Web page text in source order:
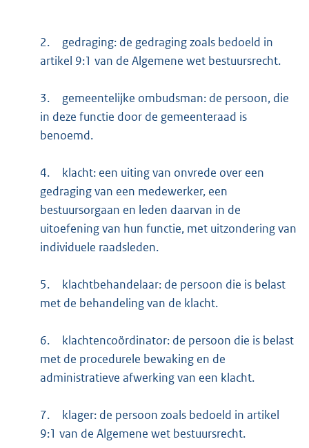
2.
gedraging: de gedraging zoals bedoeld in
artikel 9:1 van de Algemene wet bestuursrecht.
3.
gemeentelijke ombudsman: de persoon, die
in deze functie door de gemeenteraad is
benoemd.
4.
klacht: een uiting van onvrede over een
gedraging van een medewerker, een
bestuursorgaan en leden daarvan in de
uitoefening van hun functie, met uitzondering van
individuele raadsleden.
5.
klachtbehandelaar: de persoon die is belast
met de behandeling van de klacht.
6.
klachtencoördinator: de persoon die is belast
met de procedurele bewaking en de
administratieve afwerking van een klacht.
7.
klager: de persoon zoals bedoeld in artikel
9:1 van de Algemene wet bestuursrecht.